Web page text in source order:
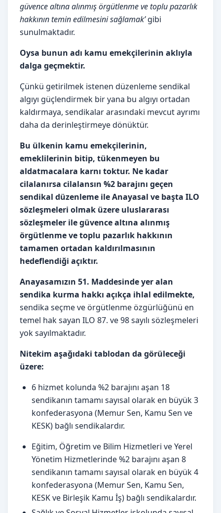
güvence altına alınmış örgütlenme ve toplu pazarlık
hakkının temin edilmesini sağlamak’gibi
sunulmaktadır.
Oysa bunun adı kamu emekçilerinin aklıyla
dalga geçmektir.
Çünkü getirilmek istenen düzenleme sendikal
algıyı güçlendirmek bir yana bu algıyı ortadan
kaldırmaya, sendikalar arasındaki mevcut ayrımı
daha da derinleştirmeye dönüktür.
Bu ülkenin kamu emekçilerinin,
emeklilerinin bitip, tükenmeyen bu
aldatmacalara karnı toktur. Ne kadar
cilalanırsa cilalansın %2 barajını geçen
sendikal düzenleme ile Anayasal ve başta ILO
sözleşmeleri olmak üzere uluslararası
sözleşmeler ile güvence altına alınmış
örgütlenme ve toplu pazarlık hakkının
tamamen ortadan kaldırılmasının
hedeflendiği açıktır.
Anayasamızın 51. Maddesinde yer alan
sendika kurma hakkı açıkça ihlal edilmekte,
sendika seçme ve örgütlenme özgürlüğünü en
temel hak sayan ILO 87. ve 98 sayılı sözleşmeleri
yok sayılmaktadır.
Nitekim aşağıdaki tablodan da görüleceği
üzere:
6 hizmet kolunda %2 barajını aşan 18
sendikanın tamamı sayısal olarak en büyük 3
konfederasyona (Memur Sen, Kamu Sen ve
KESK) bağlı sendikalardır.
Eğitim, Öğretim ve Bilim Hizmetleri ve Yerel
Yönetim Hizmetlerinde %2 barajını aşan 8
sendikanın tamamı sayısal olarak en büyük 4
konfederasyona (Memur Sen, Kamu Sen,
KESK ve Birleşik Kamu İş) bağlı sendikalardır.